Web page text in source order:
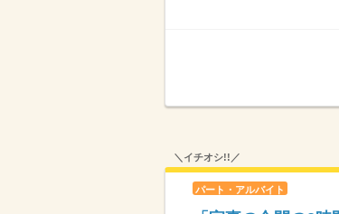
＼イチオシ!!／
パート・アルバイト